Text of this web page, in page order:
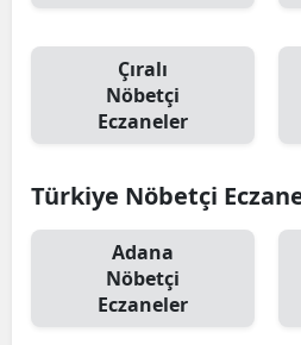
Çıralı
Nöbetçi
Eczaneler
Türkiye Nöbetçi
Adana
Nöbetçi
Eczaneler